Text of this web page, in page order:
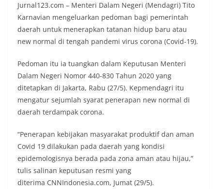
Jurnal123.com – Menteri Dalam Negeri (Mendagri) Tito
Karnavian mengeluarkan pedoman bagi pemerintah
daerah untuk menerapkan tatanan hidup baru atau
new normal di tengah pandemi virus corona (Covid-19).
Pedoman itu ia tuangkan dalam Keputusan Menteri
Dalam Negeri Nomor 440-830 Tahun 2020 yang
ditetapkan di Jakarta, Rabu (27/5). Kepmendagri itu
mengatur sejumlah syarat penerapan new normal di
daerah terdampak corona.
“Penerapan kebijakan masyarakat produktif dan aman
Covid 19 dilakukan pada daerah yang kondisi
epidemologisnya berada pada zona aman atau hijau,”
tulis salinan keputusan resmi yang
diterima CNNIndonesia.com, Jumat (29/5).